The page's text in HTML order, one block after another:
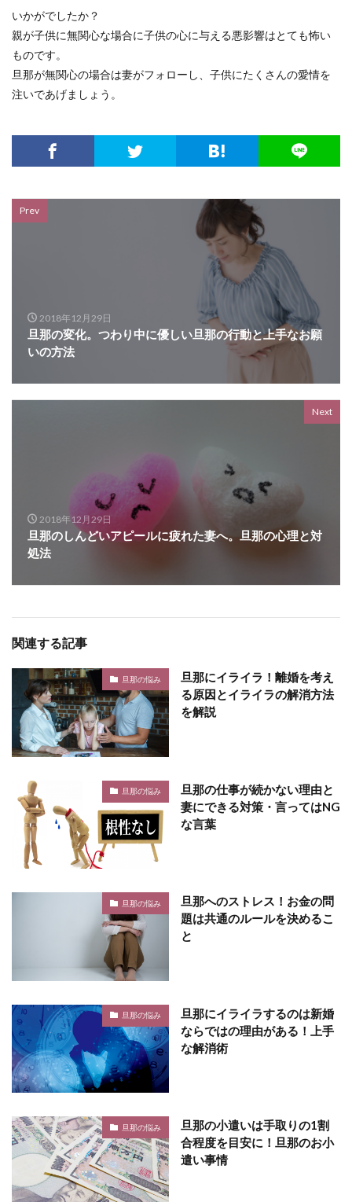
いかがでしたか？
親が子供に無関心な場合に子供の心に与える悪影響はとても怖い
ものです。
旦那が無関心の場合は妻がフォローし、子供にたくさんの愛情を
注いであげましょう。
Prev
2018年12月29日
旦那の変化。つわり中に優しい旦那の行動と上手なお願
いの方法
Next
2018年12月29日
旦那のしんどいアピールに疲れた妻へ。旦那の心理と対
処法
関連する記事
旦那の悩み
旦那にイライラ！離婚を考え
る原因とイライラの解消方法
を解説
旦那の悩み
旦那の仕事が続かない理由と
妻にできる対策・言ってはNG
な言葉
旦那の悩み
旦那へのストレス！お金の問
題は共通のルールを決めるこ
と
旦那の悩み
旦那にイライラするのは新婚
ならではの理由がある！上手
な解消術
旦那の悩み
旦那の小遣いは手取りの1割
合程度を目安に！旦那のお小
遣い事情